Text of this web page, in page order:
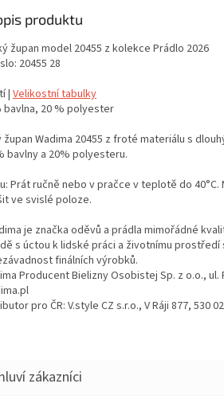
produktu
župan model 20455 z kolekce Prádlo 2026
20455 28
| Velikostní tabulky
bavlna, 20 % polyester
župan Wadima 20455 z froté materiálu s
bavlny a 20% polyesteru.
Prát ručně nebo v pračce v teplotě do
ve svislé poloze.
je značka oděvů a prádla mimořádné
s úctou k lidské práci a životnímu
finálních výrobků.
Producent Bielizny Osobistej Sp. z o.o.,
pro ČR: V.style CZ s.r.o., V Ráji 877, 530